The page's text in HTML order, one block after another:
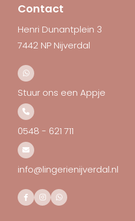
Contact
Henri Dunantplein 3
7442 NP Nijverdal
Stuur ons een Appje
0548 - 621 711
info@lingerienijverdal.nl